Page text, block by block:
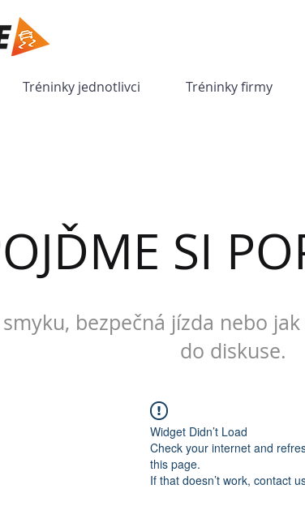
Tréninky jednotlivci Tréninky firmy
SI
bezpečná jízda nebo
do diskuse.
Widget Didn’t Load
Check your internet and
this page.
If that doesn’t work, contact